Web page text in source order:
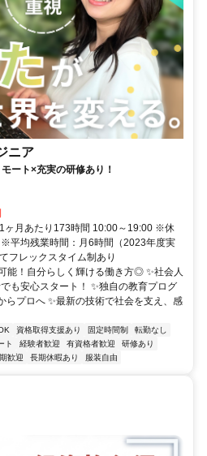
ニア
ート×充実の研修あり！
ヶ月あたり173時間 10:00～19:00 ※休
平均残業時間：月6時間（2023年度実
フレックスタイム制あり
能！自分らしく輝ける働き方◎ ✨社会人
も安心スタート！ ✨独自の教育プログ
らプロへ ✨最新の技術で社会を支え、感
資格取得支援あり 固定時間制
転勤なし
ト 経験者歓迎 有資格者歓迎
研修あり
歓迎 長期休暇あり 服装自由